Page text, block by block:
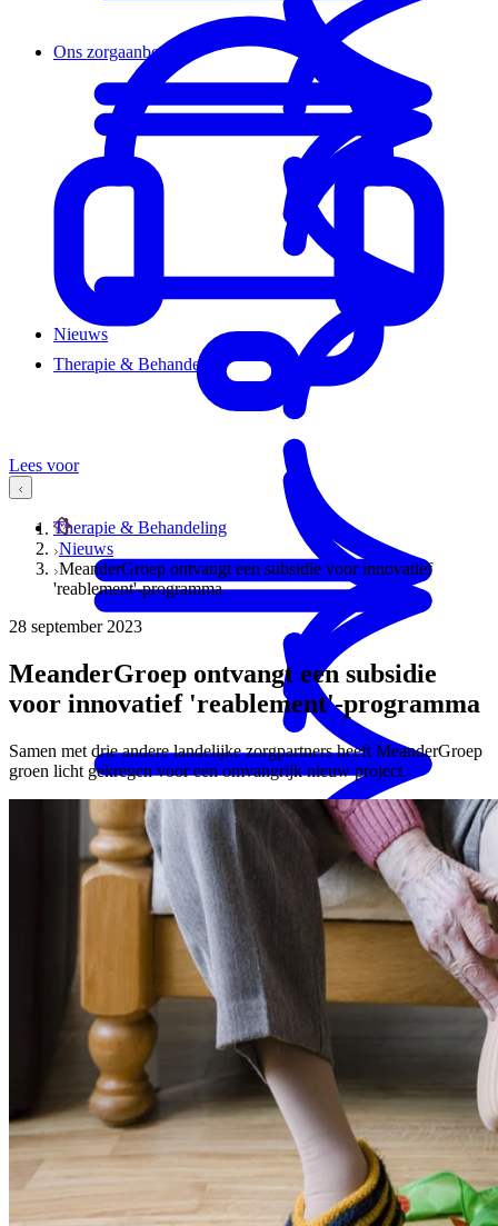
Therapie & Behandeling
Dagbesteding
Ons zorgaanbod
Therapie & Behandeling
Mantelzorgondersteuning
Nieuws
MENS magazine
Lees voor
Nieuws
MeanderGroep ontvangt een subsidie voor innovatief
'reablement'-programma
28 september 2023
MeanderGroep ontvangt een subsidie
voor innovatief 'reablement'-programma
Samen met drie andere landelijke zorgpartners heeft MeanderGroep
groen licht gekregen voor een omvangrijk nieuw project.